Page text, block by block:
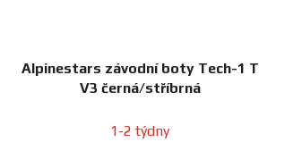
Alpinestars závodní boty Tech-1 T
V3 černá/stříbrná
1-2 týdny